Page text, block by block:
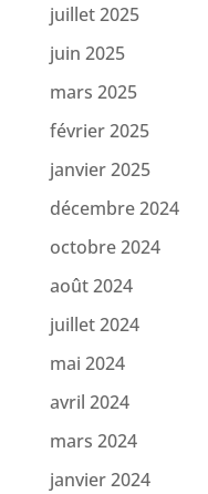
juillet 2025
juin 2025
mars 2025
février 2025
janvier 2025
décembre 2024
octobre 2024
août 2024
juillet 2024
mai 2024
avril 2024
mars 2024
janvier 2024